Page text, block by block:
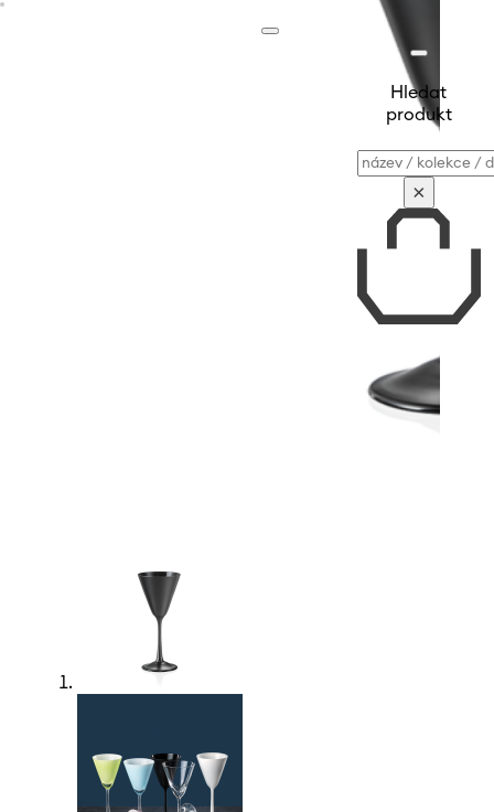
Hledat
produkt
Vyhledávání
×